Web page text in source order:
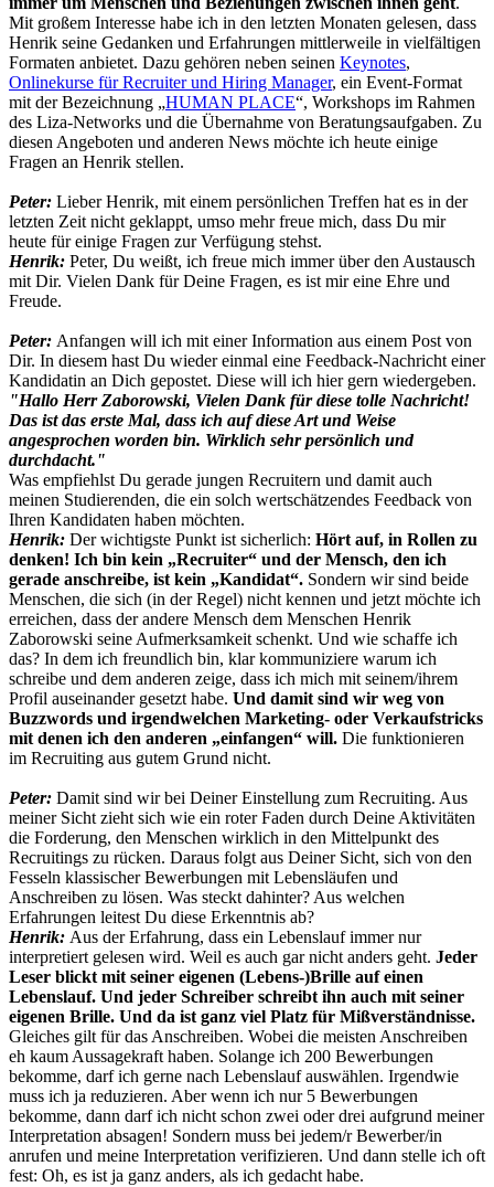
Mit großem Interesse habe ich in den letzten Monaten gelesen, dass
Henrik seine Gedanken und Erfahrungen mittlerweile in vielfältigen
Formaten anbietet. Dazu gehören neben seinen Keynotes,
Onlinekurse für Recruiter und Hiring Manager, ein Event-Format
mit der Bezeichnung „HUMAN PLACE“, Workshops im Rahmen
des Liza-Networks und die Übernahme von Beratungsaufgaben. Zu
diesen Angeboten und anderen News möchte ich heute einige
Fragen an Henrik stellen.
Peter: Lieber Henrik, mit einem persönlichen Treffen hat es in der
letzten Zeit nicht geklappt, umso mehr freue mich, dass Du mir
heute für einige Fragen zur Verfügung stehst.
Henrik: Peter, Du weißt, ich freue mich immer über den Austausch
mit Dir. Vielen Dank für Deine Fragen, es ist mir eine Ehre und
Freude.
Peter: Anfangen will ich mit einer Information aus einem Post von
Dir. In diesem hast Du wieder einmal eine Feedback-Nachricht einer
Kandidatin an Dich gepostet. Diese will ich hier gern wiedergeben.
"Hallo Herr Zaborowski, Vielen Dank für diese tolle Nachricht!
Das ist das erste Mal, dass ich auf diese Art und Weise
angesprochen worden bin. Wirklich sehr persönlich und
durchdacht."
Was empfiehlst Du gerade jungen Recruitern und damit auch
meinen Studierenden, die ein solch wertschätzendes Feedback von
Ihren Kandidaten haben möchten.
Henrik: Der wichtigste Punkt ist sicherlich: Hört auf, in Rollen zu
denken! Ich bin kein „Recruiter“ und der Mensch, den ich
gerade anschreibe, ist kein „Kandidat“. Sondern wir sind beide
Menschen, die sich (in der Regel) nicht kennen und jetzt möchte ich
erreichen, dass der andere Mensch dem Menschen Henrik
Zaborowski seine Aufmerksamkeit schenkt. Und wie schaffe ich
das? In dem ich freundlich bin, klar kommuniziere warum ich
schreibe und dem anderen zeige, dass ich mich mit seinem/ihrem
Profil auseinander gesetzt habe. Und damit sind wir weg von
Buzzwords und irgendwelchen Marketing- oder Verkaufstricks
mit denen ich den anderen „einfangen“ will. Die funktionieren
im Recruiting aus gutem Grund nicht.
Peter: Damit sind wir bei Deiner Einstellung zum Recruiting. Aus
meiner Sicht zieht sich wie ein roter Faden durch Deine Aktivitäten
die Forderung, den Menschen wirklich in den Mittelpunkt des
Recruitings zu rücken. Daraus folgt aus Deiner Sicht, sich von den
Fesseln klassischer Bewerbungen mit Lebensläufen und
Anschreiben zu lösen. Was steckt dahinter? Aus welchen
Erfahrungen leitest Du diese Erkenntnis ab?
Henrik: Aus der Erfahrung, dass ein Lebenslauf immer nur
interpretiert gelesen wird. Weil es auch gar nicht anders geht. Jeder
Leser blickt mit seiner eigenen (Lebens-)Brille auf einen
Lebenslauf. Und jeder Schreiber schreibt ihn auch mit seiner
eigenen Brille. Und da ist ganz viel Platz für Mißverständnisse.
Gleiches gilt für das Anschreiben. Wobei die meisten Anschreiben
eh kaum Aussagekraft haben. Solange ich 200 Bewerbungen
bekomme, darf ich gerne nach Lebenslauf auswählen. Irgendwie
muss ich ja reduzieren. Aber wenn ich nur 5 Bewerbungen
bekomme, dann darf ich nicht schon zwei oder drei aufgrund meiner
Interpretation absagen! Sondern muss bei jedem/r Bewerber/in
anrufen und meine Interpretation verifizieren. Und dann stelle ich oft
fest: Oh, es ist ja ganz anders, als ich gedacht habe.